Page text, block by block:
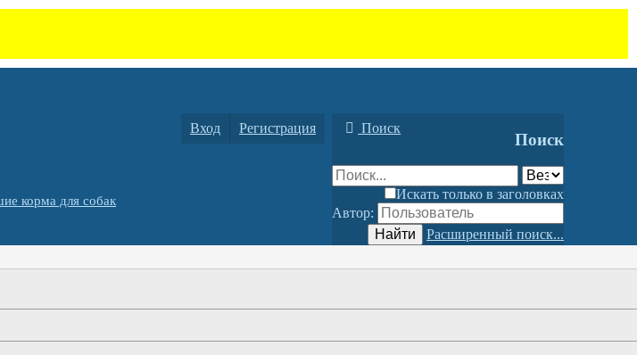
корма для собак
Вход Регистрация Поиск
Поиск
Искать только в заголовках
Автор:
Найти
Расширенный поиск...